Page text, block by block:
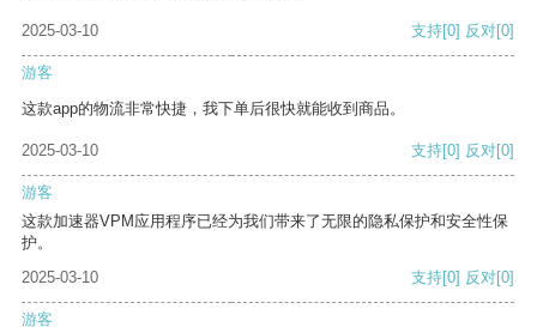
2025-03-10 支持[0] 反对[0]
游客
这款app的物流非常快捷，我下单后很快就能收到商品。
2025-03-10 支持[0] 反对[0]
游客
这款加速器VPM应用程序已经为我们带来了无限的隐私保护和安全性保
护。
2025-03-10
支持[0] 反对[0]
游客